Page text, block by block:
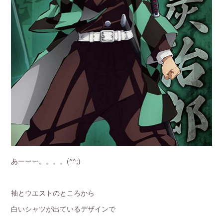
あーーー。。。。(^^;)
袖とウエストのところから
白いシャツが出ているデザインで